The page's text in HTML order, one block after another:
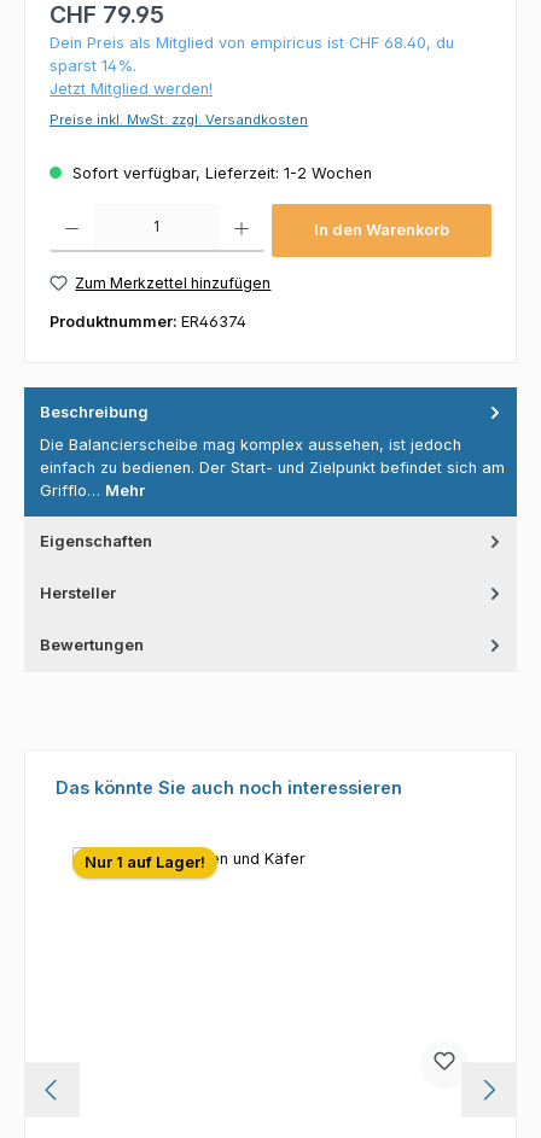
CHF 79.95
Dein Preis als Mitglied von empiricus ist CHF 68.40, du
sparst 14%.
Jetzt Mitglied werden!
Preise inkl. MwSt. zzgl. Versandkosten
Sofort verfügbar, Lieferzeit: 1-2 Wochen
In den Warenkorb
Zum Merkzettel hinzufügen
Produktnummer: ER46374
Beschreibung
Die Balancierscheibe mag komplex aussehen, ist jedoch
einfach zu bedienen. Der Start- und Zielpunkt befindet sich am
Grifflo… Mehr
Eigenschaften
Hersteller
Bewertungen
Produktgalerie überspringen
Das könnte Sie auch noch interessieren
Nur 1 auf Lager!